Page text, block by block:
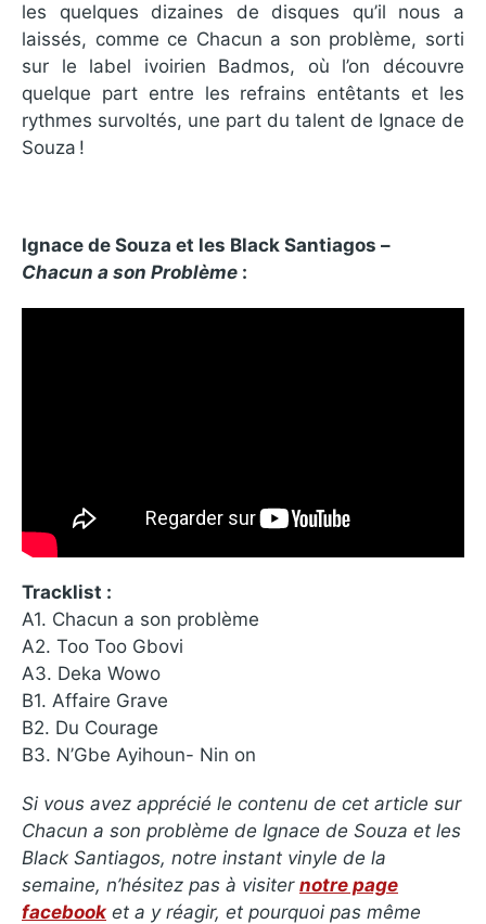
les quelques dizaines de disques qu’il nous a
laissés, comme ce Chacun a son problème, sorti
sur le label ivoirien Badmos, où l’on découvre
quelque part entre les refrains entêtants et les
rythmes survoltés, une part du talent de Ignace de
Souza !
Ignace de Souza et les Black Santiagos –
Chacun a son Problème :
Tracklist :
A1. Chacun a son problème
A2. Too Too Gbovi
A3. Deka Wowo
B1. Affaire Grave
B2. Du Courage
B3. N’Gbe Ayihoun- Nin on
Si vous avez apprécié le contenu de cet article sur
Chacun a son problème de Ignace de Souza et les
Black Santiagos, notre instant vinyle de la
semaine, n’hésitez pas à visiter notre page
facebook et a y réagir, et pourquoi pas même